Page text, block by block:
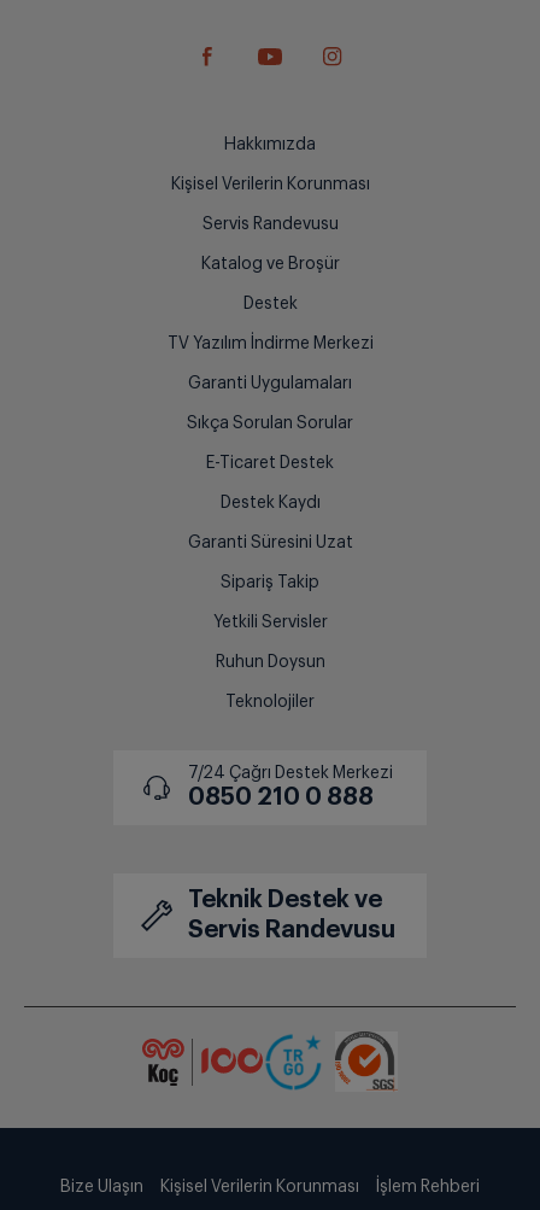
Hakkımızda
Kişisel Verilerin Korunması
Servis Randevusu
Katalog ve Broşür
Destek
TV Yazılım İndirme Merkezi
Garanti Uygulamaları
Sıkça Sorulan Sorular
E-Ticaret Destek
Destek Kaydı
Garanti Süresini Uzat
Sipariş Takip
Yetkili Servisler
Ruhun Doysun
Teknolojiler
7/24 Çağrı Destek Merkezi
0850 210 0 888
Teknik Destek ve
Servis Randevusu
Bize Ulaşın Kişisel Verilerin Korunması İşlem Rehberi